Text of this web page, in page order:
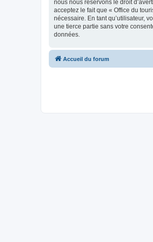
nous nous réservons le droit
acceptez le fait que « Office du
nécessaire. En tant qu’utilisateur,
une tierce partie sans votre
données.
Accueil du forum